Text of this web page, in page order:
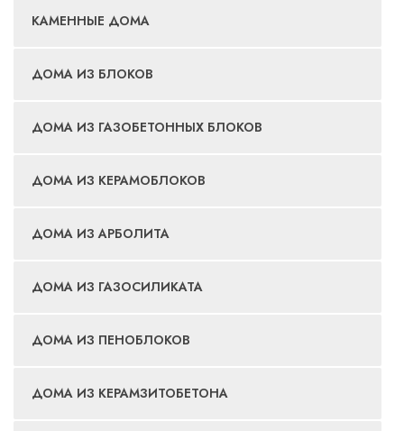
КАМЕННЫЕ ДОМА
ДОМА ИЗ БЛОКОВ
ДОМА ИЗ ГАЗОБЕТОННЫХ БЛОКОВ
ДОМА ИЗ КЕРАМОБЛОКОВ
ДОМА ИЗ АРБОЛИТА
ДОМА ИЗ ГАЗОСИЛИКАТА
ДОМА ИЗ ПЕНОБЛОКОВ
ДОМА ИЗ КЕРАМЗИТОБЕТОНА